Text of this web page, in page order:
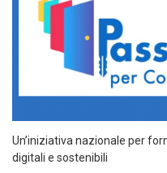
Un’iniziativa nazionale per
digitali e sostenibili